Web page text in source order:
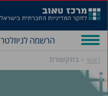
הרשמה לניוזלטר
ראשי » בתקשורת